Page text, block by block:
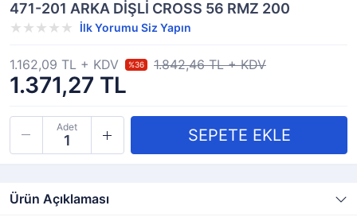
471-201 ARKA DİŞLİ CROSS 56 RMZ 200
İlk Yorumu Siz Yapın
1.371,27 TL
1.162,09 TL + KDV %36 1.842,46 TL + KDV
Adet
Ürün Açıklaması